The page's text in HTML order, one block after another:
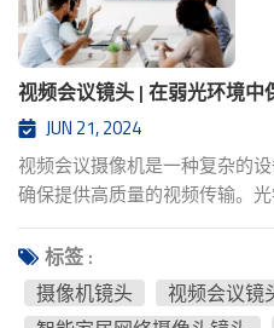
视频会议镜头 | 在弱光环境中
JUN 21, 2024
视频会议摄像机是一种复杂的
确保提供高质量的视频传输。
着至关重要的作用，在视频会
在弱光环境下保持高画质、与现
性、互联网带宽限制、隐私和
境、远程控制和集成、维护和
标签 :
摄像机镜头
视频会议镜